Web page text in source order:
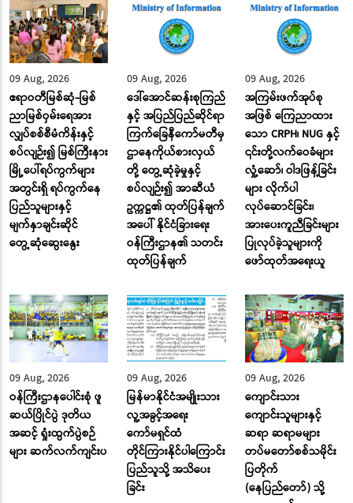
09 Aug, 2026
ဧရာဝတီမြစ်ဆုံ-မြစ်
ညာမြစ်ဝှမ်းရေအား
လျှပ်စစ်စီမံကိန်းနှင့်
စပ်လျဉ်း၍ မြစ်ကြီးနား
မြို့ပေါ်ရပ်ကွက်များ
အတွင်းရှိ ရပ်ကွက်နေ
ပြည်သူများနှင့်
မျက်နှာချင်းဆိုင်
တွေ့ဆုံဆွေးနွေး
09 Aug, 2026
ဒေါ်အောင်ဆန်းစုကြည်
နှင့် အပြည်ပြည်ဆိုင်ရာ
ကြက်ခြေနီကော်မတီမှ
ဌာနေကိုယ်စားလှယ်
တို့ တွေ့ဆုံခဲ့မှုနှင့်
စပ်လျဉ်း၍ အာဆီယံ
ဥက္ကဋ္ဌ၏ ထုတ်ပြန်ချက်
အပေါ် နိုင်ငံခြားရေး
ဝန်ကြီးဌာန၏ သတင်း
ထုတ်ပြန်ချက်
09 Aug, 2026
အကြမ်းဖက်အုပ်စု
အဖြစ် ကြေညာထား
သော CRPH၊ NUG နှင့်
၎င်းတို့လက်ဝေခံများ
လှုံ့ဆော်၊ ဝါဒဖြန့်ခြင်း
များ လိုက်ပါ
လုပ်ဆောင်ခြင်း၊
အားပေးကူညီခြင်းများ
ပြုလုပ်ခဲ့သူများကို
ဖော်ထုတ်အရေးယူ
09 Aug, 2026
ဝန်ကြီးဌာနပေါင်းစုံ ဖူ
ဆယ်ပြိုင်ပွဲ ဒုတိယ
အဆင့် ရှုံးထွက်ပွဲစဉ်
များ ဆက်လက်ကျင်းပ
09 Aug, 2026
မြန်မာနိုင်ငံအမျိုးသား
လူ့အခွင့်အရေး
ကော်မရှင်ထံ
တိုင်ကြားနိုင်ပါကြောင်း
ပြည်သူသို့ အသိပေး
ခြင်း
09 Aug, 2026
ကျောင်းသား
ကျောင်းသူများနှင့်
ဆရာ ဆရာမများ
တပ်မတော်စစ်သမိုင်း
ပြတိုက်
(နေပြည်တော်) သို့